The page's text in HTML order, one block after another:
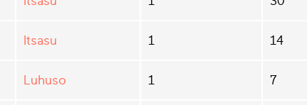
Itsasu 1 14
Luhuso 1 7